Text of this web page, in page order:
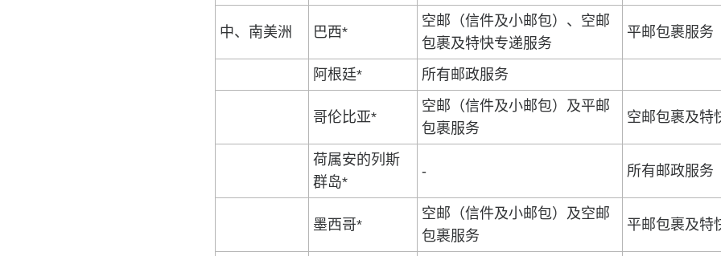
中、南美洲 巴西*
空邮（信件及小邮包）、空邮
包裹及特快专递服务
平邮包裹服务
阿根廷* 所有邮政服务
哥伦比亚*
空邮（信件及小邮包）及平邮
包裹服务
空邮包裹及特
荷属安的列斯
群岛*
- 所有邮政服务
墨西哥*
空邮（信件及小邮包）及空邮
包裹服务
平邮包裹及特